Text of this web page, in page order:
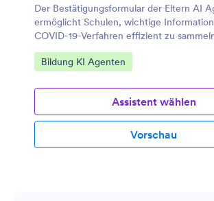
Der Bestätigungsformular der Eltern AI
ermöglicht Schulen, wichtige
COVID-19-Verfahren effizient zu
Zur Kategorie:
Bildung KI Agenten
Assistent wählen
Vorschau